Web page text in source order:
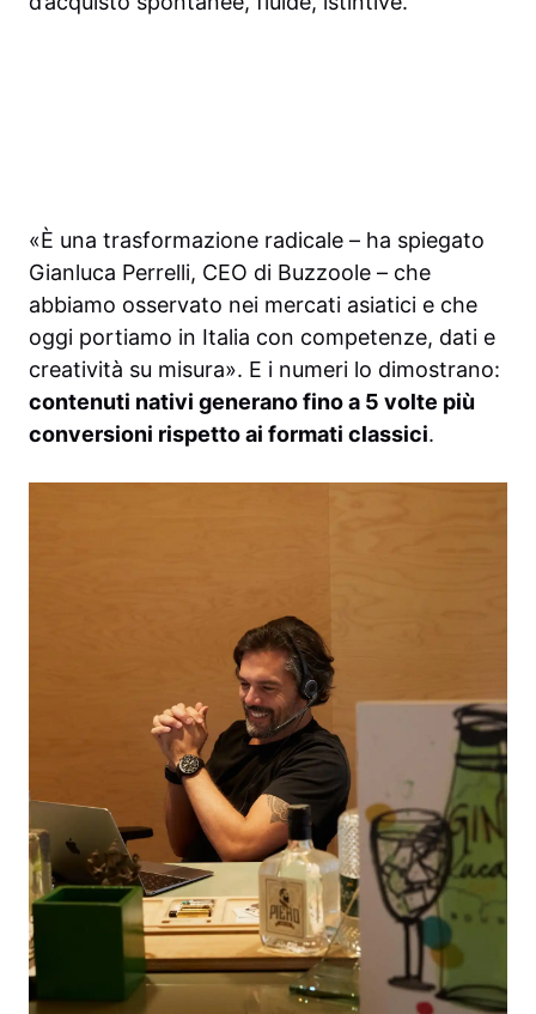
«È una trasformazione radicale – ha spiegato
Gianluca Perrelli, CEO di Buzzoole – che
abbiamo osservato nei mercati asiatici e che
oggi portiamo in Italia con competenze, dati e
creatività su misura». E i numeri lo dimostrano:
contenuti nativi generano fino a 5 volte più
conversioni rispetto ai formati classici.